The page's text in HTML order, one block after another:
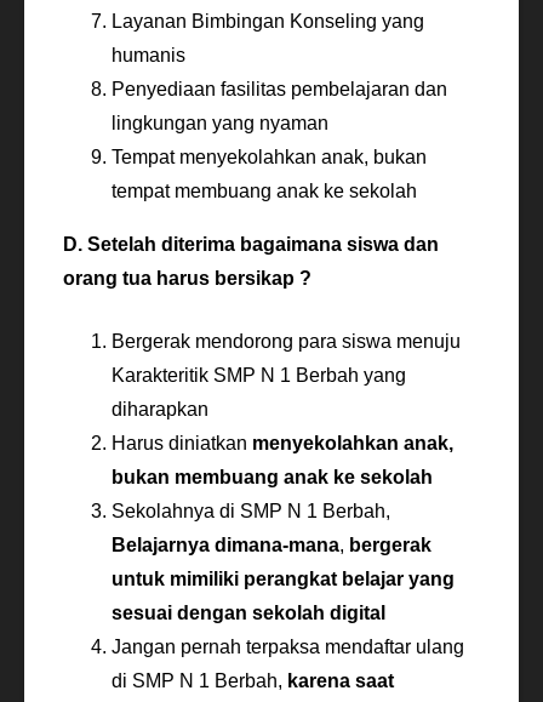
Layanan Bimbingan Konseling yang
humanis
Penyediaan fasilitas pembelajaran dan
lingkungan yang nyaman
Tempat menyekolahkan anak, bukan
tempat membuang anak ke sekolah
D. Setelah diterima bagaimana siswa dan
orang tua harus bersikap ?
Bergerak mendorong para siswa menuju
Karakteritik SMP N 1 Berbah yang
diharapkan
Harus diniatkan menyekolahkan anak,
bukan membuang anak ke sekolah
Sekolahnya di SMP N 1 Berbah,
Belajarnya dimana-mana, bergerak
untuk mimiliki perangkat belajar yang
sesuai dengan sekolah digital
Jangan pernah terpaksa mendaftar ulang
di SMP N 1 Berbah, karena saat